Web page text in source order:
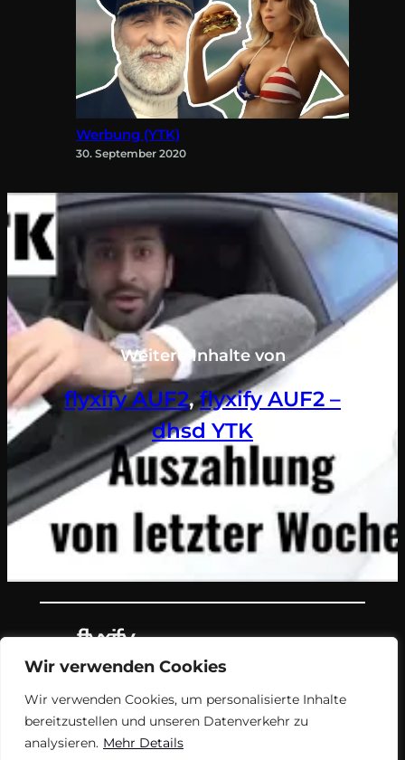
Wir verwenden Cookies
Wir verwenden Cookies, um personalisierte Inhalte
bereitzustellen und unseren Datenverkehr zu
analysieren. Mehr Details
Werbung (YTK)
30. September 2020
Weitere Inhalte von
flyxify AUF2, flyxify AUF2 –
dhsd YTK
Teil des Nachrichtenangebots von
flyxify.